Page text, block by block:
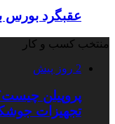
عقبگرد بورس به کانال
منتخب کسب و کار
2 روز پیش
پروپیلن
تجهیزات